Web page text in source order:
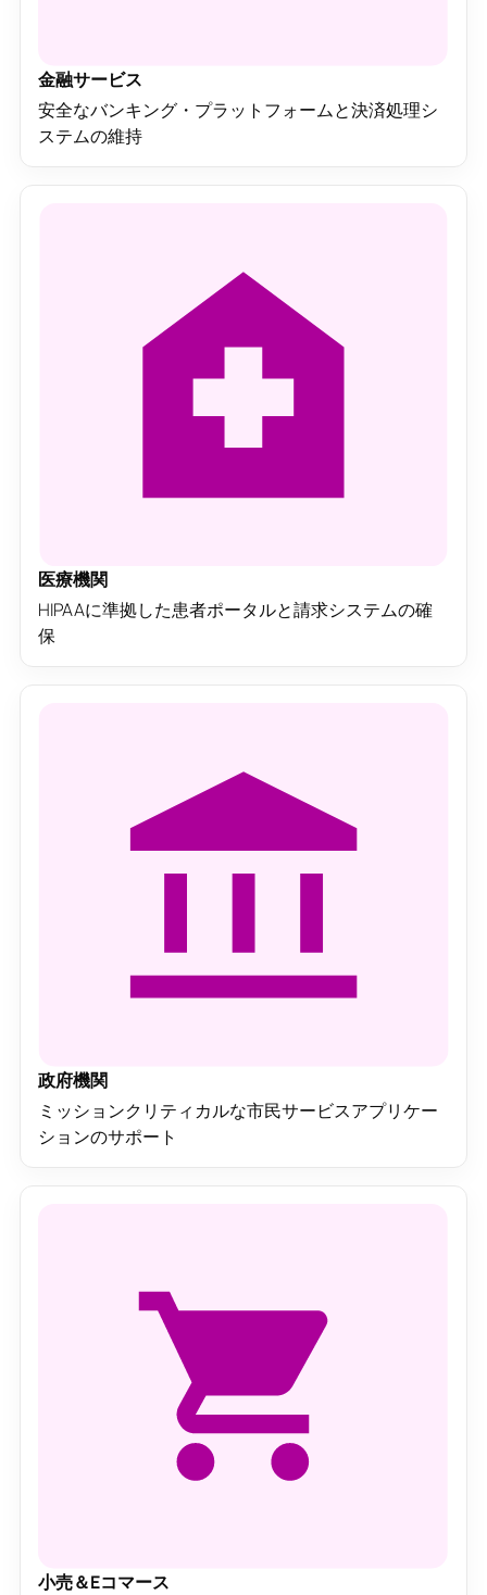
金融サービス
安全なバンキング・プラットフォームと決済処理シ
ステムの維持
医療機関
HIPAAに準拠した患者ポータルと請求システムの確
保
政府機関
ミッションクリティカルな市民サービスアプリケー
ションのサポート
小売＆Eコマース